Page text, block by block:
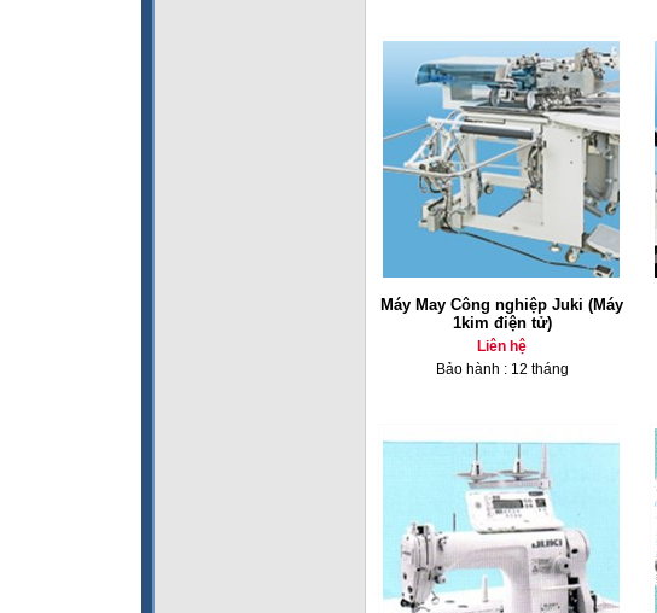
Máy May Công nghiệp Juki (Máy
1kim điện tử)
Liên hệ
Bảo hành : 12 tháng